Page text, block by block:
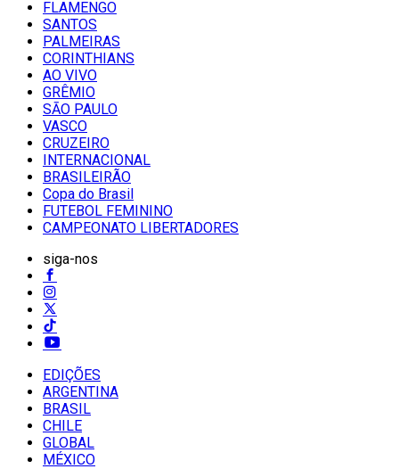
FLAMENGO
SANTOS
PALMEIRAS
CORINTHIANS
AO VIVO
GRÊMIO
SĀO PAULO
VASCO
CRUZEIRO
INTERNACIONAL
BRASILEIRÃO
Copa do Brasil
FUTEBOL FEMININO
CAMPEONATO LIBERTADORES
siga-nos
EDIÇÕES
ARGENTINA
BRASIL
CHILE
GLOBAL
MÉXICO